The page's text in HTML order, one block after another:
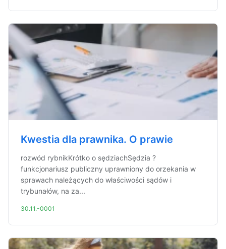
Kwestia dla prawnika. O prawie
rozwód rybnikKrótko o sędziachSędzia ?
funkcjonariusz publiczny uprawniony do orzekania w
sprawach należących do właściwości sądów i
trybunałów, na za...
30.11.-0001